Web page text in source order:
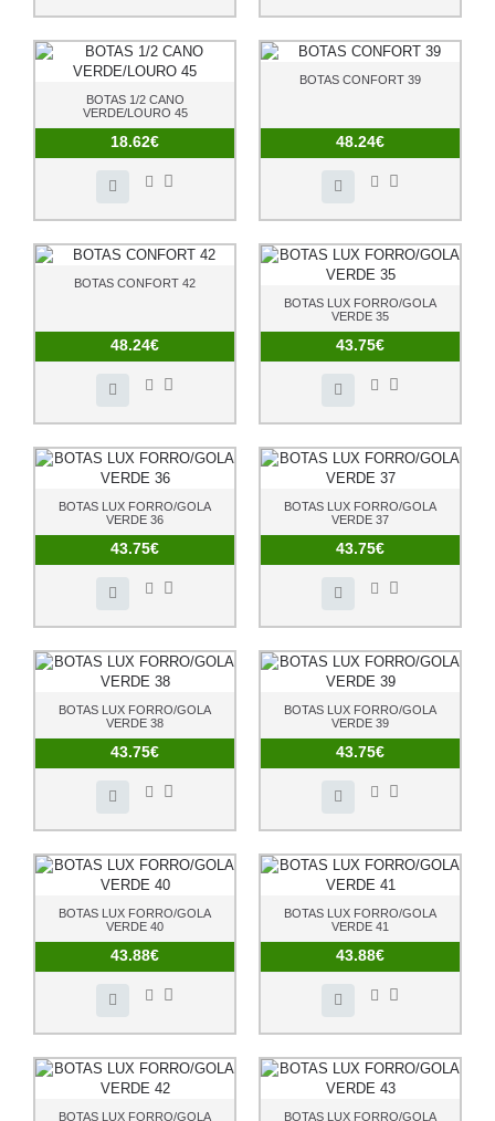
BOTAS 1/2 CANO
VERDE/LOURO 45
18.62€
BOTAS CONFORT 39
48.24€
BOTAS CONFORT 42
48.24€
BOTAS LUX FORRO/GOLA
VERDE 35
43.75€
BOTAS LUX FORRO/GOLA
VERDE 36
43.75€
BOTAS LUX FORRO/GOLA
VERDE 37
43.75€
BOTAS LUX FORRO/GOLA
VERDE 38
43.75€
BOTAS LUX FORRO/GOLA
VERDE 39
43.75€
BOTAS LUX FORRO/GOLA
VERDE 40
43.88€
BOTAS LUX FORRO/GOLA
VERDE 41
43.88€
BOTAS LUX FORRO/GOLA
BOTAS LUX FORRO/GOLA